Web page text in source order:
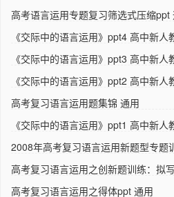
高考语言运用专题复习筛选式压缩ppt
《交际中的语言运用》ppt4 高中新人
《交际中的语言运用》ppt3 高中新人
《交际中的语言运用》ppt2 高中新人
高考复习语言运用题集锦 通用
《交际中的语言运用》ppt1 高中新人
2008年高考复习语言运用新题型专题
高考复习语言运用之创新题训练：拟
高考复习语言运用之得体ppt 通用